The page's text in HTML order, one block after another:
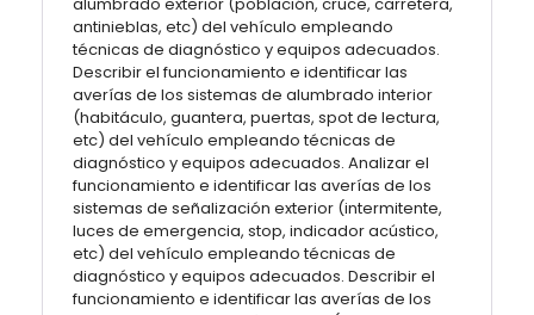
antinieblas, etc) del vehículo empleando
técnicas de diagnóstico y equipos adecuados.
Describir el funcionamiento e identificar las
averías de los sistemas de alumbrado interior
(habitáculo, guantera, puertas, spot de lectura,
etc) del vehículo empleando técnicas de
diagnóstico y equipos adecuados. Analizar el
funcionamiento e identificar las averías de los
sistemas de señalización exterior (intermitente,
luces de emergencia, stop, indicador acústico,
etc) del vehículo empleando técnicas de
diagnóstico y equipos adecuados. Describir el
funcionamiento e identificar las averías de los